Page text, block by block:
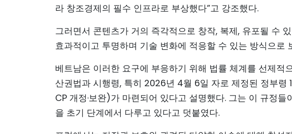
라 창조경제의 필수 인프라로 부상했다”고 강조했다.
그러면서 콘텐츠가 거의 즉각적으로 창작, 복제, 유포될 수
효과적이고 투명하며 기술 변화에 적응할 수 있는 방식으로
베트남은 이러한 요구에 부응하기 위해 법률 체계를 선제적
산권법과 시행령, 특히 2026년 4월 6일 자로 제정된 정부
CP 개정·보완)가 마련되어 있다고 설명했다. 그는 이 규정
을 초기 단계에서 다루고 있다고 덧붙였다.